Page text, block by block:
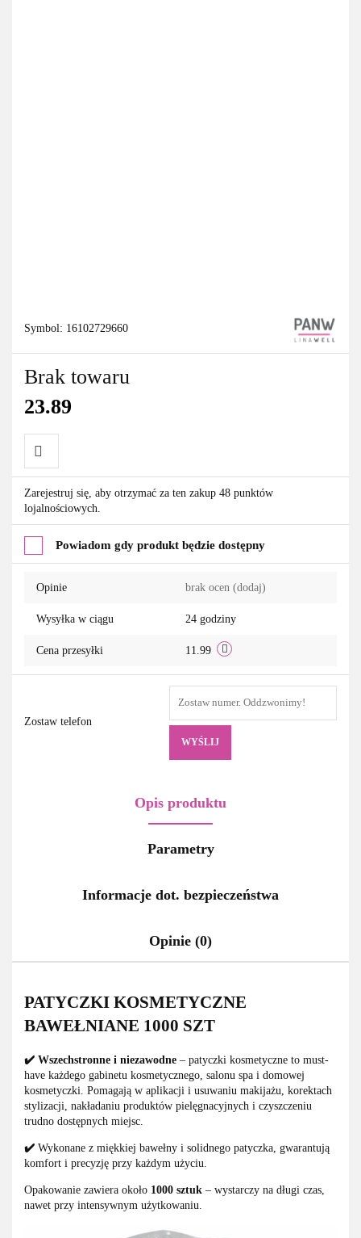
Symbol: 16102729660
Brak towaru
23.89
Do
Zarejestruj się, aby otrzymać za ten zakup 48 punktów
lojalnościowych.
Powiadom gdy produkt będzie dostępny
Opinie brak ocen (dodaj)
Wysyłka w ciągu 24 godziny
Cena przesyłki 11.99
Zostaw telefon
WYŚLIJ
Opis produktu
Parametry
Informacje dot. bezpieczeństwa
Opinie (0)
PATYCZKI KOSMETYCZNE
BAWEŁNIANE 1000 SZT
✔️ Wszechstronne i niezawodne – patyczki kosmetyczne to must-
have każdego gabinetu kosmetycznego, salonu spa i domowej
kosmetyczki. Pomagają w aplikacji i usuwaniu makijażu, korektach
stylizacji, nakładaniu produktów pielęgnacyjnych i czyszczeniu
trudno dostępnych miejsc.
✔️ Wykonane z miękkiej bawełny i solidnego patyczka, gwarantują
komfort i precyzję przy każdym użyciu.
Opakowanie zawiera około 1000 sztuk – wystarczy na długi czas,
nawet przy intensywnym użytkowaniu.